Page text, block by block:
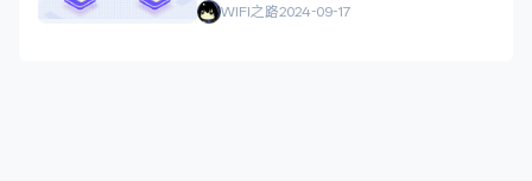
WIFI之路2024-09-17